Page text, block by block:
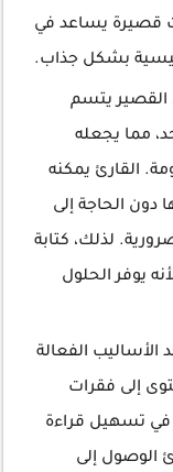
قصيرة يساعد في
بشكل جذاب.
القصير يتسم
مما يجعله
القارئ يمكنه
دون الحاجة إلى
لذلك، كتابة
يوفر الحلول
الأساليب الفعالة
إلى فقرات
في تسهيل قراءة
الوصول إلى